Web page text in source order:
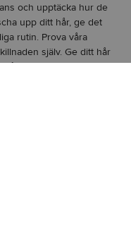
och upptäcka hur de
upp ditt hår, ge det
rutin. Prova våra
själv. Ge ditt hår
våra bensenfria